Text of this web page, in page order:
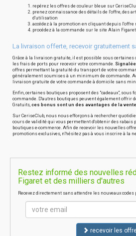
repérez les offres de couleur bleue sur
prenez connaissance des détails de l'offre, des
d'utilisation
accédez à la promotion en cliquant depuis
procédez à la commande sur le site Alain
La livraison offerte, recevoir gratuitement
Grâce à la livraison gratuite, il est possible sous certaines
les frais de ports pour recevoir votre commande.
offres permettant la gratuité du transport de votre
généralement soumises à un minimum de commande.
livraison gratuite de votre commande à domicile sans
Enfin, certaines boutiques proposent des "cadeaux", sous
commande. D'autres boutiques peuvent également offrir
Gratuits, ces bonus sont un des avantages de la
Sur CeriseClub, nous nous efforçons à rechercher
cours de validité qui vous permettent d'obtenir des rabais
boutiques e-commerce. Afin de recevoir les nouvelles
promotions exclusives, n'hésitez pas à vous inscrire à la
Restez informé des nouvelles
Figaret et des milliers d'autres
Recevez directement sans attendre les nouveaux
recevoir les